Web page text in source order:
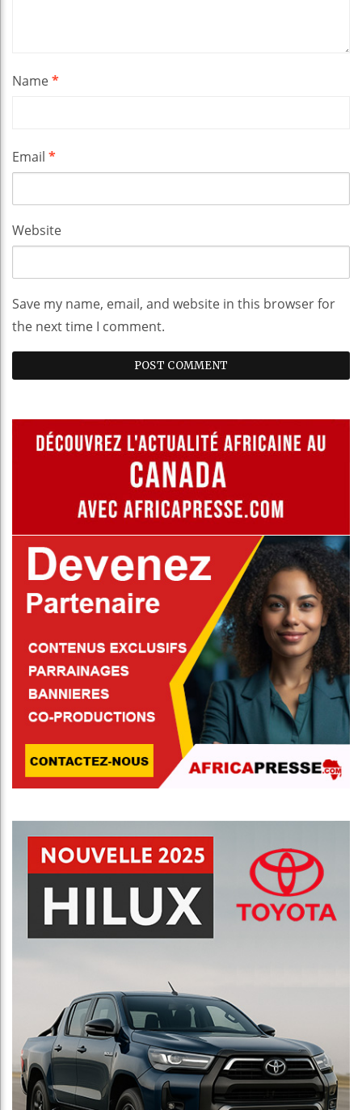
Name*
Email *
Website
Save my name, email, and website in this browser for
the next time I comment.